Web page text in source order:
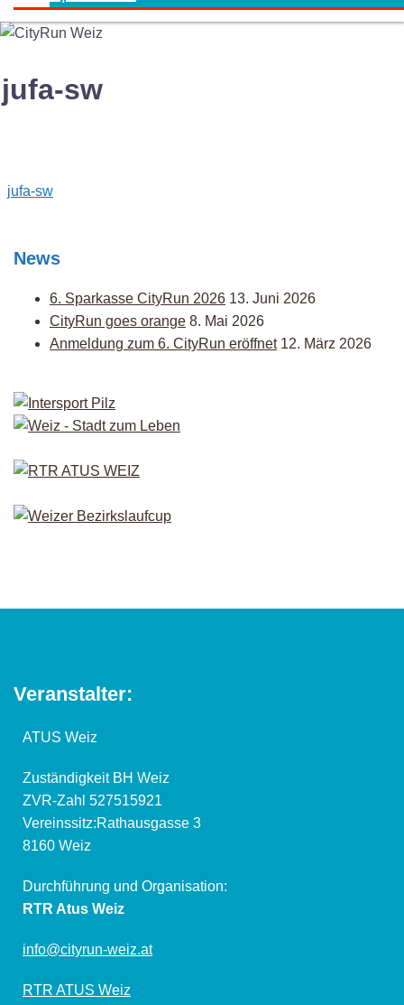
jufa-sw
Post
jufa-sw
News
6. Sparkasse CityRun 2026 13. Juni 2026
CityRun goes orange 8. Mai 2026
Anmeldung zum 6. CityRun eröffnet 12. März 2026
Veranstalter:
ATUS Weiz
Zuständigkeit BH Weiz
ZVR-Zahl 527515921
Vereinssitz:Rathausgasse 3
8160 Weiz
Durchführung und Organisation:
RTR Atus Weiz
info@cityrun-weiz.at
RTR ATUS Weiz